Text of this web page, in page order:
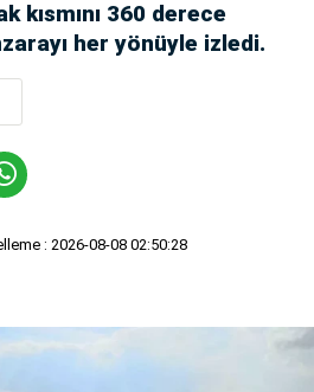
kısmını 360 derece
her yönüyle izledi.
: 2026-08-08 02:50:28